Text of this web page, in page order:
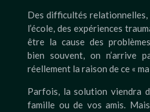
Des difficultés
l’école, des expériences
être la cause des
bien souvent, on n’arrive
réellement la raison de ce «
Parfois, la solution viendra
famille ou de vos amis.